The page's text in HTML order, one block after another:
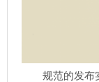
规范的发布